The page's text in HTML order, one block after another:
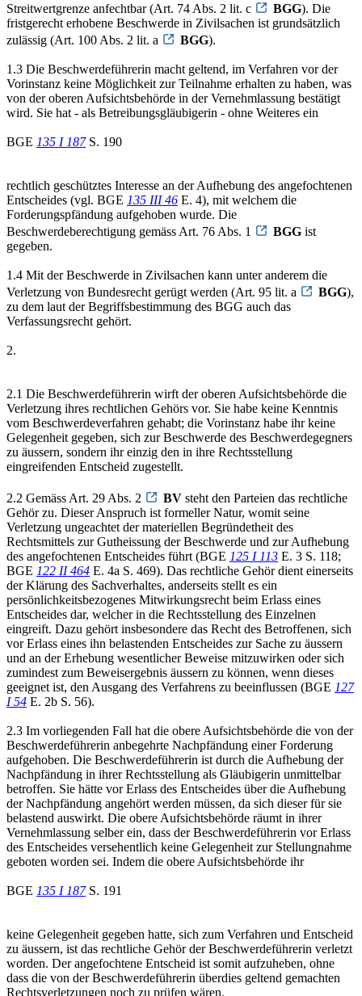
Streitwertgrenze anfechtbar (Art. 74 Abs. 2 lit. c
BGG). Die
fristgerecht erhobene Beschwerde in Zivilsachen ist grundsätzlich
zulässig (Art. 100 Abs. 2 lit. a
BGG).
1.3 Die Beschwerdeführerin macht geltend, im Verfahren vor der
Vorinstanz keine Möglichkeit zur Teilnahme erhalten zu haben, was
von der oberen Aufsichtsbehörde in der Vernehmlassung bestätigt
wird. Sie hat - als Betreibungsgläubigerin - ohne Weiteres ein
BGE 135 I 187S. 190
rechtlich geschütztes Interesse an der Aufhebung des angefochtenen
Entscheides (vgl. BGE 135 III 46 E. 4), mit welchem die
Forderungspfändung aufgehoben wurde. Die
Beschwerdeberechtigung gemäss Art. 76 Abs. 1
BGG ist
gegeben.
1.4 Mit der Beschwerde in Zivilsachen kann unter anderem die
Verletzung von Bundesrecht gerügt werden (Art. 95 lit. a
BGG),
zu dem laut der Begriffsbestimmung des BGG auch das
Verfassungsrecht gehört.
2.
2.1 Die Beschwerdeführerin wirft der oberen Aufsichtsbehörde die
Verletzung ihres rechtlichen Gehörs vor. Sie habe keine Kenntnis
vom Beschwerdeverfahren gehabt; die Vorinstanz habe ihr keine
Gelegenheit gegeben, sich zur Beschwerde des Beschwerdegegners
zu äussern, sondern ihr einzig den in ihre Rechtsstellung
eingreifenden Entscheid zugestellt.
2.2 Gemäss Art. 29 Abs. 2 BV steht den Parteien das rechtliche
Gehör zu. Dieser Anspruch ist formeller Natur, womit seine
Verletzung ungeachtet der materiellen Begründetheit des
Rechtsmittels zur Gutheissung der Beschwerde und zur Aufhebung
des angefochtenen Entscheides führt (BGE 125 I 113 E. 3 S. 118;
BGE 122 II 464 E. 4a S. 469). Das rechtliche Gehör dient einerseits
der Klärung des Sachverhaltes, anderseits stellt es ein
persönlichkeitsbezogenes Mitwirkungsrecht beim Erlass eines
Entscheides dar, welcher in die Rechtsstellung des Einzelnen
eingreift. Dazu gehört insbesondere das Recht des Betroffenen, sich
vor Erlass eines ihn belastenden Entscheides zur Sache zu äussern
und an der Erhebung wesentlicher Beweise mitzuwirken oder sich
zumindest zum Beweisergebnis äussern zu können, wenn dieses
geeignet ist, den Ausgang des Verfahrens zu beeinflussen (BGE 127
I 54 E. 2b S. 56).
2.3 Im vorliegenden Fall hat die obere Aufsichtsbehörde die von der
Beschwerdeführerin anbegehrte Nachpfändung einer Forderung
aufgehoben. Die Beschwerdeführerin ist durch die Aufhebung der
Nachpfändung in ihrer Rechtsstellung als Gläubigerin unmittelbar
betroffen. Sie hätte vor Erlass des Entscheides über die Aufhebung
der Nachpfändung angehört werden müssen, da sich dieser für sie
belastend auswirkt. Die obere Aufsichtsbehörde räumt in ihrer
Vernehmlassung selber ein, dass der Beschwerdeführerin vor Erlass
des Entscheides versehentlich keine Gelegenheit zur Stellungnahme
geboten worden sei. Indem die obere Aufsichtsbehörde ihr
BGE 135 I 187S. 191
keine Gelegenheit gegeben hatte, sich zum Verfahren und Entscheid
zu äussern, ist das rechtliche Gehör der Beschwerdeführerin verletzt
worden. Der angefochtene Entscheid ist somit aufzuheben, ohne
dass die von der Beschwerdeführerin überdies geltend gemachten
Rechtsverletzungen noch zu prüfen wären.